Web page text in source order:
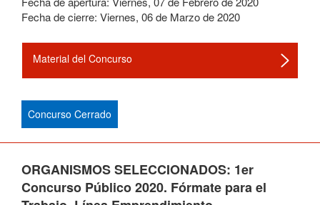
Fecha de cierre: Viernes, 06de Marzode2020
Material del Concurso
Concurso Cerrado
ORGANISMOS SELECCIONADOS: 1er
Concurso Público 2020. Fórmate para el